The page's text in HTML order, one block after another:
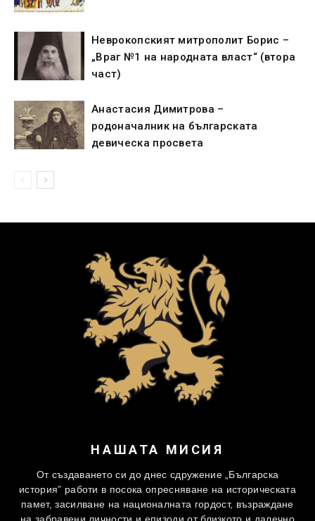
Неврокопският митрополит Борис –
„Враг №1 на народната власт“ (втора
част)
Анастасия Димитрова –
родоначалник на българската
девическа просвета
НАШАТА МИСИЯ
От създаването си до днес сдружение „Българска
история” работи в посока опресняване на историческата
памет, засилване на националната гордост, възраждане
на забравени личности и епизоди от близкото и далечно